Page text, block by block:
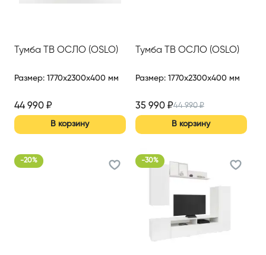
Тумба ТВ ОСЛО (OSLO)
Размер: 1770x2300x400 мм
44 990 ₽
В корзину
Тумба ТВ ОСЛО (OSLO)
Размер: 1770x2300x400 мм
35 990₽44 990₽
В корзину
-20% -30%